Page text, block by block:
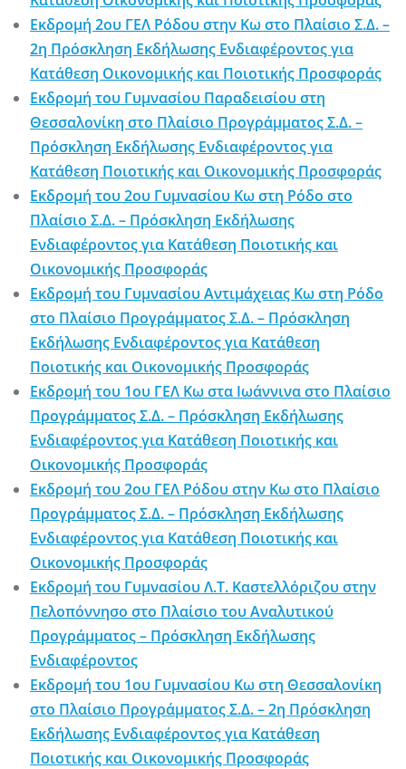
Εκδρομή 2ου ΓΕΛ Ρόδου στην Κω στο Πλαίσιο Σ.Δ. –
2η Πρόσκληση Εκδήλωσης Ενδιαφέροντος για
Κατάθεση Οικονομικής και Ποιοτικής Προσφοράς
Εκδρομή του Γυμνασίου Παραδεισίου στη
Θεσσαλονίκη στο Πλαίσιο Προγράμματος Σ.Δ. –
Πρόσκληση Εκδήλωσης Ενδιαφέροντος για
Κατάθεση Ποιοτικής και Οικονομικής Προσφοράς
Εκδρομή του 2ου Γυμνασίου Κω στη Ρόδο στο
Πλαίσιο Σ.Δ. – Πρόσκληση Εκδήλωσης
Ενδιαφέροντος για Κατάθεση Ποιοτικής και
Οικονομικής Προσφοράς
Εκδρομή του Γυμνασίου Αντιμάχειας Κω στη Ρόδο
στο Πλαίσιο Προγράμματος Σ.Δ. – Πρόσκληση
Εκδήλωσης Ενδιαφέροντος για Κατάθεση
Ποιοτικής και Οικονομικής Προσφοράς
Εκδρομή του 1ου ΓΕΛ Κω στα Ιωάννινα στο Πλαίσιο
Προγράμματος Σ.Δ. – Πρόσκληση Εκδήλωσης
Ενδιαφέροντος για Κατάθεση Ποιοτικής και
Οικονομικής Προσφοράς
Εκδρομή του 2ου ΓΕΛ Ρόδου στην Κω στο Πλαίσιο
Προγράμματος Σ.Δ. – Πρόσκληση Εκδήλωσης
Ενδιαφέροντος για Κατάθεση Ποιοτικής και
Οικονομικής Προσφοράς
Εκδρομή του Γυμνασίου Λ.Τ. Καστελλόριζου στην
Πελοπόννησο στο Πλαίσιο του Αναλυτικού
Προγράμματος – Πρόσκληση Εκδήλωσης
Ενδιαφέροντος
Εκδρομή του 1ου Γυμνασίου Κω στη Θεσσαλονίκη
στο Πλαίσιο Προγράμματος Σ.Δ. – 2η Πρόσκληση
Εκδήλωσης Ενδιαφέροντος για Κατάθεση
Ποιοτικής και Οικονομικής Προσφοράς